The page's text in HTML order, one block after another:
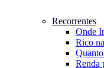
Recorrentes
Onde
Rico
Renda